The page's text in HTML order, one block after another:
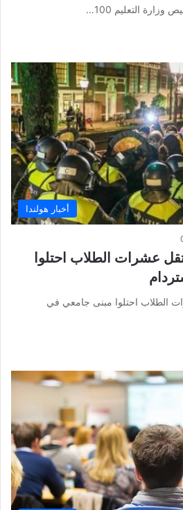
التعليم 100…
أخبار هولندا
عشرات الطلاب احتلوا
الطلاب احتلوا مبنى جامعي في